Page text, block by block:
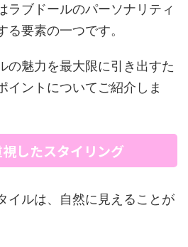
ラブドールのパーソナリティ
要素の一つです。
の魅力を最大限に引き出すた
イントについてご紹介しま
したスタイリング
イルは、自然に見えることが